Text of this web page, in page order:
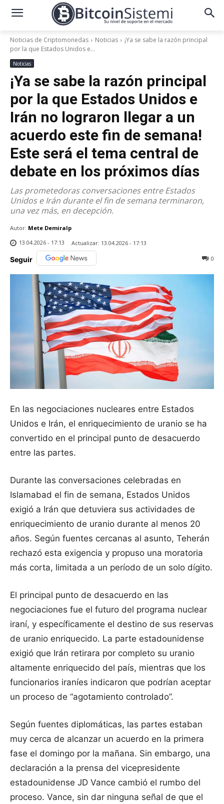
Noticias de Criptomonedas Noticias
¡Ya se sabe la razón principal
por la que Estados Unidos e...
Noticias
¡Ya se sabe la razón principal
por la que Estados Unidos e
Irán no lograron llegar a un
acuerdo este fin de semana!
Este será el tema central de
debate en los próximos días
Las prometedoras conversaciones entre Estados
Unidos e Irán durante el fin de semana terminaron,
una vez más, en decepción.
Autor: Mete Demiralp
13.04.2026 - 17:13
Actualizar: 13.04.2026 - 17:13
Seguir 0
En las negociaciones nucleares entre Estados
Unidos e Irán, el enriquecimiento de uranio se ha
convertido en el principal punto de desacuerdo
entre las partes.
Durante las conversaciones celebradas en
Islamabad el fin de semana, Estados Unidos
exigió a Irán que detuviera sus actividades de
enriquecimiento de uranio durante al menos 20
años. Según fuentes cercanas al asunto, Teherán
rechazó esta exigencia y propuso una moratoria
más corta, limitada a un período de un solo dígito.
El principal punto de desacuerdo en las
negociaciones fue el futuro del programa nuclear
iraní, y específicamente el destino de sus reservas
de uranio enriquecido. La parte estadounidense
exigió que Irán retirara por completo su uranio
altamente enriquecido del país, mientras que los
funcionarios iraníes indicaron que podrían aceptar
un proceso de “agotamiento controlado”.
Según fuentes diplomáticas, las partes estaban
muy cerca de alcanzar un acuerdo en la primera
fase el domingo por la mañana. Sin embargo, una
declaración a la prensa del vicepresidente
estadounidense JD Vance cambió el rumbo del
proceso. Vance, sin dar ninguna señal de que el